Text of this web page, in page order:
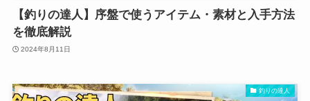
【釣りの達人】序盤で使うアイテム・素材と入手方法
を徹底解説
2024年8月11日
釣りの達人